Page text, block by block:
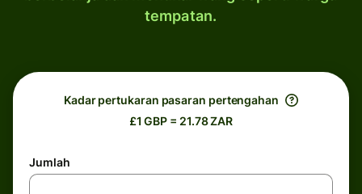
tempatan.
Kadar pertukaran pasaran pertengahan
£1 GBP = 21.78 ZAR
Jumlah